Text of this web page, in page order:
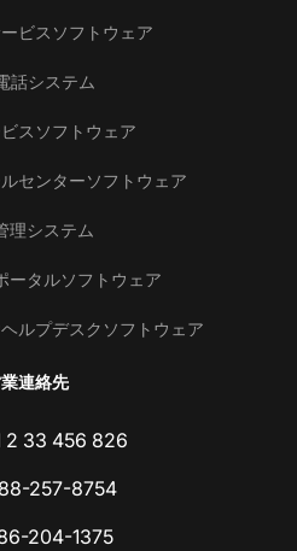
ビスソフトウェア
話システム
スソフトウェア
センターソフトウェア
理システム
ータルソフトウェア
ルプデスクソフトウェア
連絡先
2 33 456 826
257-8754
204-1375